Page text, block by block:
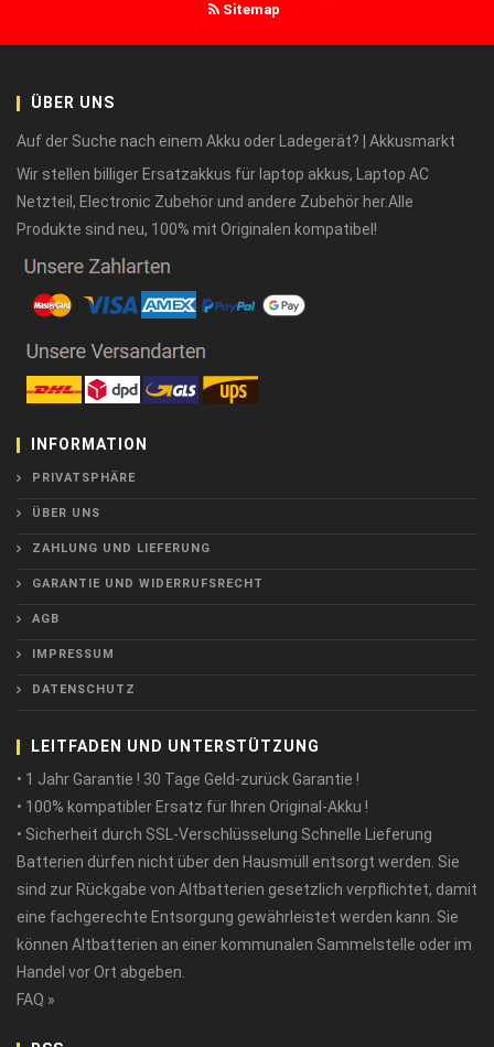
Sitemap
ÜBER UNS
Auf der Suche nach einem Akku oder Ladegerät? | Akkusmarkt
Wir stellen billiger Ersatzakkus für laptop akkus, Laptop AC
Netzteil, Electronic Zubehör und andere Zubehör her.Alle
Produkte sind neu, 100% mit Originalen kompatibel!
INFORMATION
PRIVATSPHÄRE
ÜBER UNS
ZAHLUNG UND LIEFERUNG
GARANTIE UND WIDERRUFSRECHT
AGB
IMPRESSUM
DATENSCHUTZ
LEITFADEN UND UNTERSTÜTZUNG
• 1 Jahr Garantie ! 30 Tage Geld-zurück Garantie !
• 100% kompatibler Ersatz für Ihren Original-Akku !
• Sicherheit durch SSL-Verschlüsselung Schnelle Lieferung
Batterien dürfen nicht über den Hausmüll entsorgt werden. Sie
sind zur Rückgabe von Altbatterien gesetzlich verpflichtet, damit
eine fachgerechte Entsorgung gewährleistet werden kann. Sie
können Altbatterien an einer kommunalen Sammelstelle oder im
Handel vor Ort abgeben.
FAQ »